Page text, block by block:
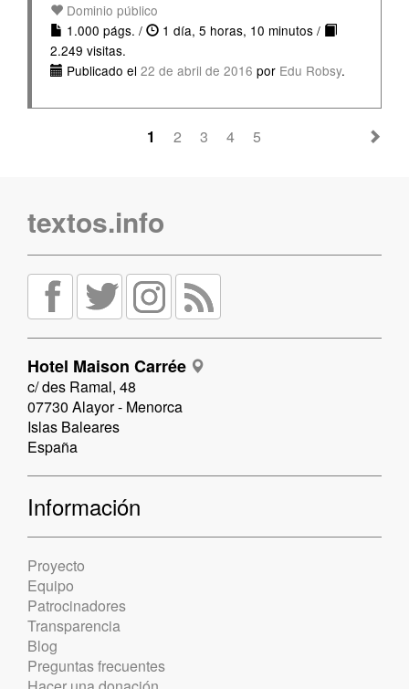
Dominio público
1.000 págs. /
1 día, 5 horas, 10 minutos /
2.249 visitas.
Publicado el 22 de abril de 2016 por Edu Robsy.
1 2 3 4 5
textos.info
Hotel Maison Carrée
c/ des Ramal, 48
07730 Alayor - Menorca
Islas Baleares
España
Información
Proyecto
Equipo
Patrocinadores
Transparencia
Blog
Preguntas frecuentes